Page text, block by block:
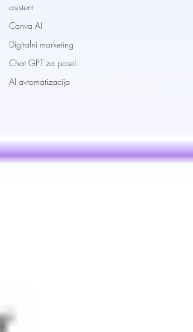
asistent
Canva AI
Digitalni marketing
Chat GPT za posel
AI avtomatizacija